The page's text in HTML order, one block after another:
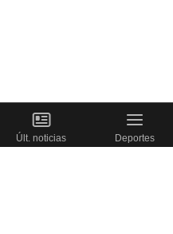
Últ. noticias Deportes